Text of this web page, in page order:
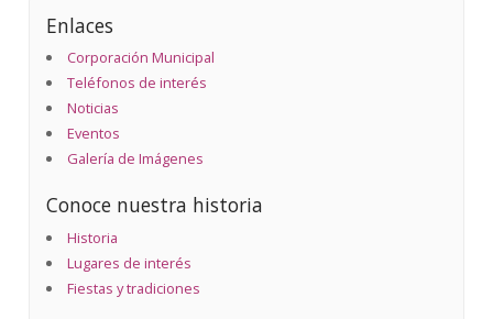
Enlaces
Corporación Municipal
Teléfonos de interés
Noticias
Eventos
Galería de Imágenes
Conoce nuestra historia
Historia
Lugares de interés
Fiestas y tradiciones